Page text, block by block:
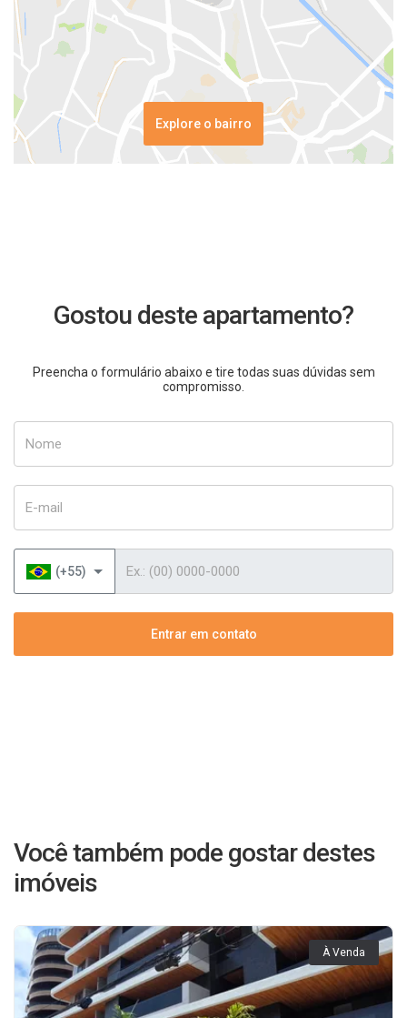
Explore o bairro
Gostou deste apartamento?
Preencha o formulário abaixo e tire todas suas dúvidas sem
compromisso.
(+55)
Entrar em contato
Você também pode gostar destes
imóveis
À Venda